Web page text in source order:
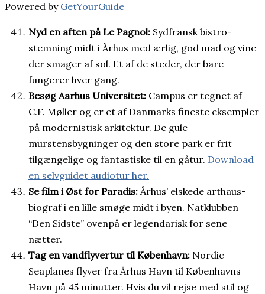
Powered by GetYourGuide
Nyd en aften på Le Pagnol: Sydfransk bistro-
stemning midt i Århus med ærlig, god mad og vine
der smager af sol. Et af de steder, der bare
fungerer hver gang.
Besøg Aarhus Universitet: Campus er tegnet af
C.F. Møller og er et af Danmarks fineste eksempler
på modernistisk arkitektur. De gule
murstensbygninger og den store park er frit
tilgængelige og fantastiske til en gåtur. Download
en selvguidet audiotur her.
Se film i Øst for Paradis:Århus’ elskede arthaus-
biograf i en lille smøge midt i byen. Natklubben
“Den Sidste” ovenpå er legendarisk for sene
nætter.
Tag en vandflyvertur til København: Nordic
Seaplanes flyver fra Århus Havn til Københavns
Havn på 45 minutter. Hvis du vil rejse med stil og